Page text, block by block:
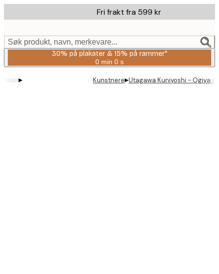
to
content.
Fri frakt fra 599 kr
Søk produkt, navn, merkevare...
30% på plakater & 15% på rammer*
0 min 0 s
Gyldig
og
▸ Kunstnere▸Utagawa Kuniyoshi - Ogiya